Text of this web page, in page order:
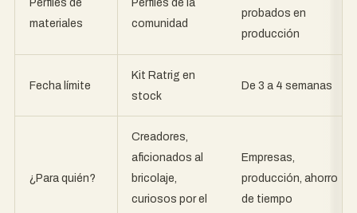
Perfiles de
materiales
Perfiles de la
comunidad
probados en
producción
Fecha límite
Kit Ratrig en
stock
De 3 a 4 semanas
¿Para quién?
Creadores,
aficionados al
bricolaje,
curiosos por el
Empresas,
producción, ahorro
de tiempo